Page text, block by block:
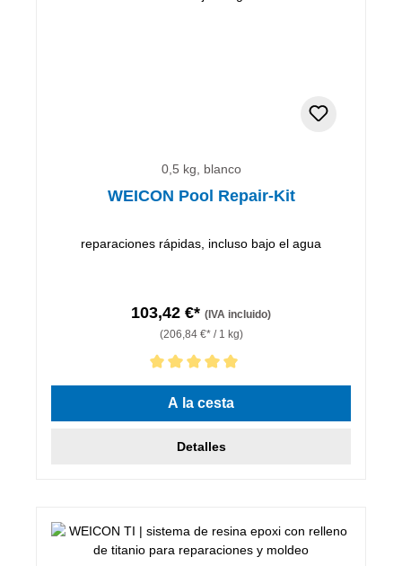
0,5 kg, blanco
WEICON Pool Repair-Kit
reparaciones rápidas, incluso bajo el agua
103,42 €* (IVA incluido)
(206,84 €* / 1 kg)
Calificación promedio de 5 de 5 estrellas
A la cesta
Detalles